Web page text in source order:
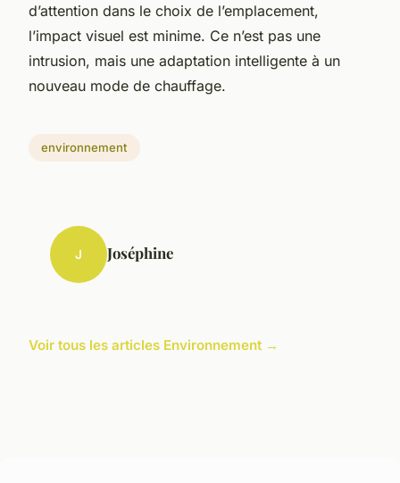
d’attention dans le choix de l’emplacement,
l’impact visuel est minime. Ce n’est pas une
intrusion, mais une adaptation intelligente à un
nouveau mode de chauffage.
environnement
J Joséphine
Voir tous les articles Environnement →